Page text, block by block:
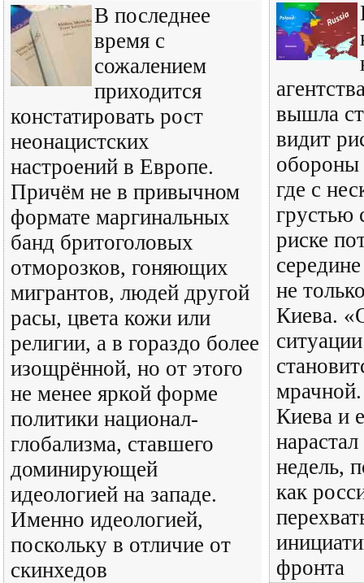
В последнее
время с
сожалением
приходится
констатировать рост
неонацистских
настроений в Европе.
Причём не в привычном
формате маргинальных
банд бритоголовых
отморозков, гоняющих
мигрантов, людей другой
расы, цвета кожи или
религии, а в гораздо более
изощрённой, но от этого
не менее яркой форме
политики национал-
глобализма, ставшего
доминирующей
идеологией на западе.
Именно идеологией,
поскольку в отличие от
скинхедов
вышла
видит
обороны
где с
грустью
риске
не
Киева.
Киева и
недель,
как
фронта